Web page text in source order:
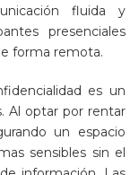
fluida y
presenciales
forma remota.
es un
Al optar por rentar
un espacio
sensibles sin el